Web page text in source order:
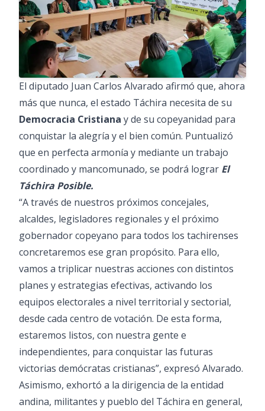
El diputado Juan Carlos Alvarado afirmó que, ahora
más que nunca, el estado Táchira necesita de su
Democracia Cristiana y de su copeyanidad para
conquistar la alegría y el bien común. Puntualizó
que en perfecta armonía y mediante un trabajo
coordinado y mancomunado, se podrá lograr El
Táchira Posible.
“A través de nuestros próximos concejales,
alcaldes, legisladores regionales y el próximo
gobernador copeyano para todos los tachirenses
concretaremos ese gran propósito. Para ello,
vamos a triplicar nuestras acciones con distintos
planes y estrategias efectivas, activando los
equipos electorales a nivel territorial y sectorial,
desde cada centro de votación. De esta forma,
estaremos listos, con nuestra gente e
independientes, para conquistar las futuras
victorias demócratas cristianas”, expresó Alvarado.
Asimismo, exhortó a la dirigencia de la entidad
andina, militantes y pueblo del Táchira en general,